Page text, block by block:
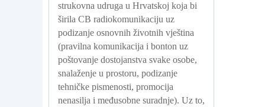
strukovna udruga u Hrvatskoj koja bi
širila CB radiokomunikaciju uz
podizanje osnovnih životnih vještina
(pravilna komunikacija i bonton uz
poštovanje dostojanstva svake osobe,
snalaženje u prostoru, podizanje
tehničke pismenosti, promocija
nenasilja i međusobne suradnje). Uz to,